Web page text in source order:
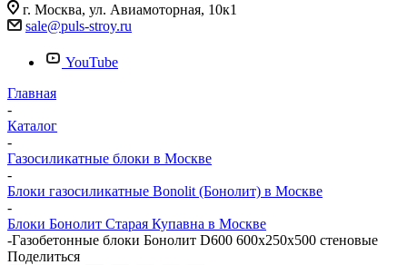
г. Москва, ул. Авиамоторная, 10к1
sale@puls-stroy.ru
YouTube
Главная
-
Каталог
-
Газосиликатные блоки в Москве
-
Блоки газосиликатные Bonolit (Бонолит) в Москве
-
Блоки Бонолит Старая Купавна в Москве
-Газобетонные блоки Бонолит D600 600х250х500 стеновые
Поделиться